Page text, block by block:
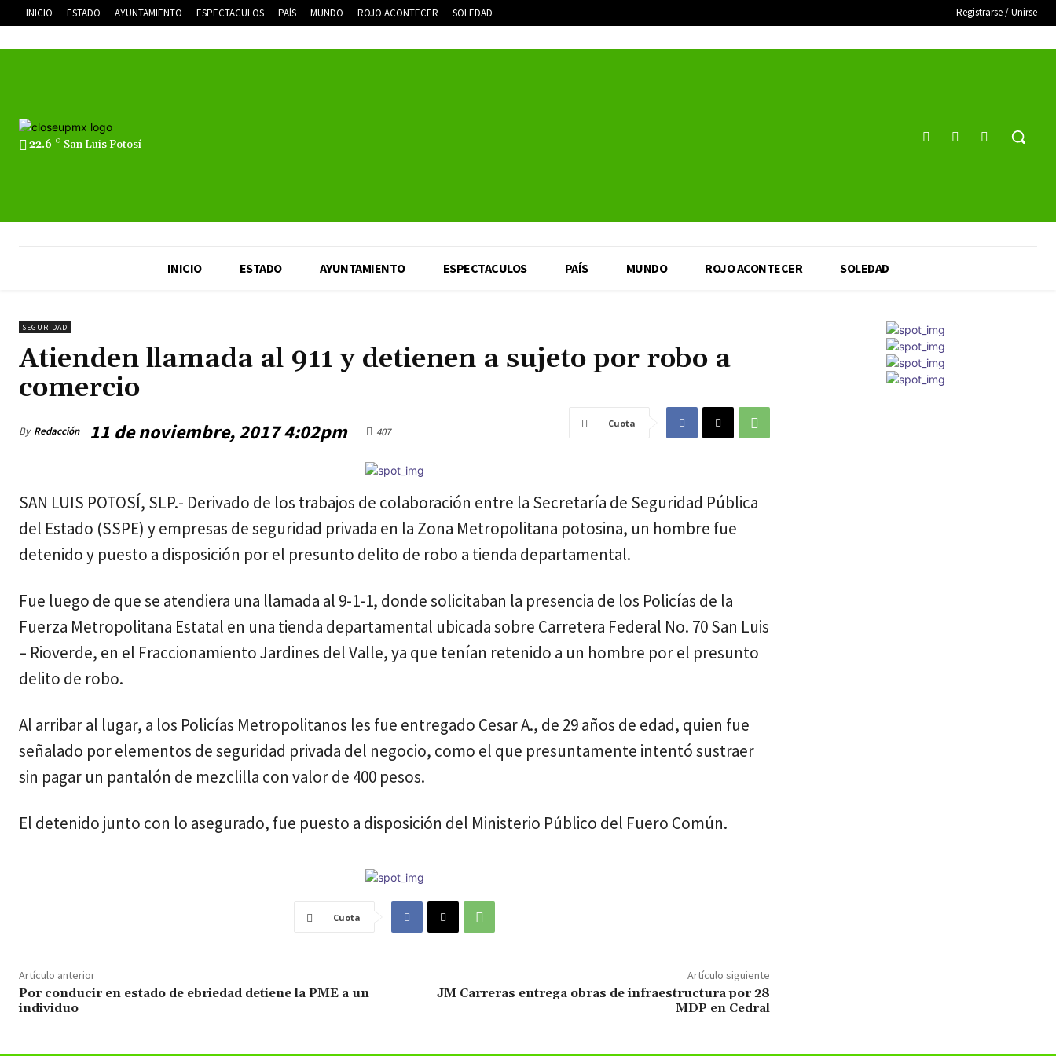
INICIO ESTADO AYUNTAMIENTO ESPECTACULOS PAÍS MUNDO ROJO ACONTECER SOLEDAD Registrarse / Unirse
22.6 C San Luis Potosí
INICIO ESTADO AYUNTAMIENTO ESPECTACULOS PAÍS MUNDO ROJO ACONTECER SOLEDAD
SEGURIDAD
Atienden llamada al 911 y detienen a sujeto por robo a
comercio
By Redacción 11 de noviembre, 2017 4:02pm 407
Cuota
SAN LUIS POTOSÍ, SLP.- Derivado de los trabajos de colaboración entre la Secretaría de Seguridad Pública
del Estado (SSPE) y empresas de seguridad privada en la Zona Metropolitana potosina, un hombre fue
detenido y puesto a disposición por el presunto delito de robo a tienda departamental.
Fue luego de que se atendiera una llamada al 9-1-1, donde solicitaban la presencia de los Policías de la
Fuerza Metropolitana Estatal en una tienda departamental ubicada sobre Carretera Federal No. 70 San Luis
– Rioverde, en el Fraccionamiento Jardines del Valle, ya que tenían retenido a un hombre por el presunto
delito de robo.
Al arribar al lugar, a los Policías Metropolitanos les fue entregado Cesar A., de 29 años de edad, quien fue
señalado por elementos de seguridad privada del negocio, como el que presuntamente intentó sustraer
sin pagar un pantalón de mezclilla con valor de 400 pesos.
El detenido junto con lo asegurado, fue puesto a disposición del Ministerio Público del Fuero Común.
Cuota
Artículo anterior
Por conducir en estado de ebriedad detiene la PME a un
individuo
Artículo siguiente
JM Carreras entrega obras de infraestructura por 28
MDP en Cedral